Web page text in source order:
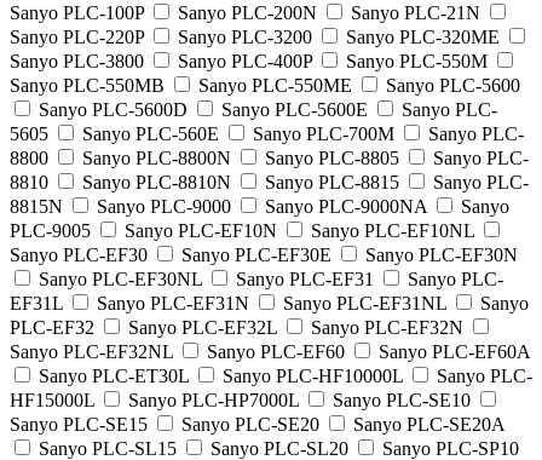
Sanyo PLC-100P
Sanyo PLC-200N
Sanyo PLC-21N
Sanyo PLC-220P
Sanyo PLC-3200
Sanyo PLC-320ME
Sanyo PLC-3800
Sanyo PLC-400P
Sanyo PLC-550M
Sanyo PLC-550MB
Sanyo PLC-550ME
Sanyo PLC-5600
Sanyo PLC-5600D
Sanyo PLC-5600E
Sanyo PLC-
5605
Sanyo PLC-560E Sanyo PLC-700M
Sanyo PLC-
8800
Sanyo PLC-8800N Sanyo PLC-8805
Sanyo PLC-
8810
Sanyo PLC-8810N Sanyo PLC-8815
Sanyo PLC-
8815N
Sanyo PLC-9000 Sanyo PLC-9000NA
Sanyo
PLC-9005
Sanyo PLC-EF10N
Sanyo PLC-EF10NL
Sanyo PLC-EF30
Sanyo PLC-EF30E
Sanyo PLC-EF30N
Sanyo PLC-EF30NL
Sanyo PLC-EF31
Sanyo PLC-
EF31L
Sanyo PLC-EF31N Sanyo PLC-EF31NL
Sanyo
PLC-EF32
Sanyo PLC-EF32L
Sanyo PLC-EF32N
Sanyo PLC-EF32NL
Sanyo PLC-EF60
Sanyo PLC-EF60A
Sanyo PLC-ET30L
Sanyo PLC-HF10000L
Sanyo PLC-
HF15000L
Sanyo PLC-HP7000L
Sanyo PLC-SE10
Sanyo PLC-SE15
Sanyo PLC-SE20
Sanyo PLC-SE20A
Sanyo PLC-SL15
Sanyo PLC-SL20
Sanyo PLC-SP10